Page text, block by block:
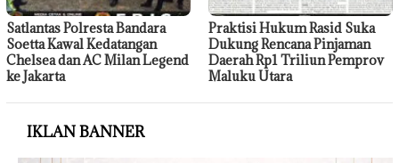
Satlantas Polresta Bandara
Soetta Kawal Kedatangan
Chelsea dan AC Milan Legend
ke Jakarta
Praktisi Hukum Rasid Suka
Dukung Rencana Pinjaman
Daerah Rp1 Triliun Pemprov
Maluku Utara
IKLAN BANNER